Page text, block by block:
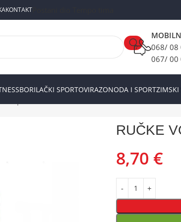
KONTAKT
068/ 08
067/ 00
BORILAČKI SPORTOVIRAZONODA I SPORTZIMSKI
RUČKE
8,70 €